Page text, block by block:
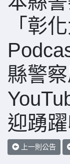
「彰
縣警察
迎踴
上一則公告